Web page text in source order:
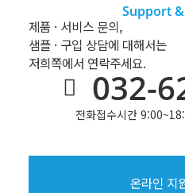
Support
제품 · 서비스 문의,
샘플 · 구입 상담에 대해서는
저희쪽에서 연락주세요.
032-
전화접수시간
온라인 지